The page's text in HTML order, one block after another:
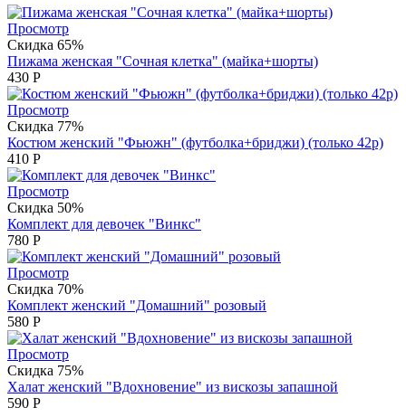
Просмотр
Скидка 65%
Пижама женская "Сочная клетка" (майка+шорты)
430 Р
Просмотр
Скидка 77%
Костюм женский "Фьюжн" (футболка+бриджи) (только 42р)
410 Р
Просмотр
Скидка 50%
Комплект для девочек "Винкс"
780 Р
Просмотр
Скидка 70%
Комплект женский "Домашний" розовый
580 Р
Просмотр
Скидка 75%
Халат женский "Вдохновение" из вискозы запашной
590 Р